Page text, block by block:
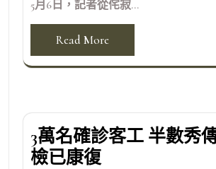
5月6日，記者從侘寂...
Read More
3萬名確診客工 半數秀
檢已康復